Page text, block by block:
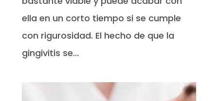
ella en un corto tiempo si se cumple
con rigurosidad. El hecho de que la
gingivitis se...